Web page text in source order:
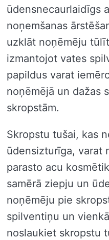
ūdensnecaurlaidīgs
noņemšanas
uzklāt noņēmēju
izmantojot vates
papildus varat
noņēmējā un dažas
skropstām.
Skropstu tušai, kas
ūdensizturīga, varat
parasto acu
samērā ziepju un
noņēmēju pie
spilventiņu un
noslaukiet skropstu